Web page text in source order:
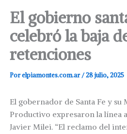
El gobierno
celebró la baja
retenciones
Porelpiamontes.com.ar/28 julio, 2025
El gobernador de Santa Fe y
Productivo expresaron la línea
Javier Milei. “El reclamo del